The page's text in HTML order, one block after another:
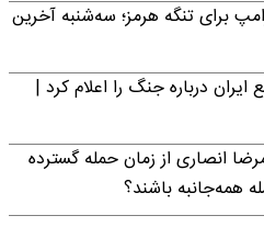
برای تنگه هرمز؛ سه‌شنبه آخرین
درباره جنگ را اعلام کرد |
انصاری از زمان حمله گسترده
همه‌جانبه باشند؟